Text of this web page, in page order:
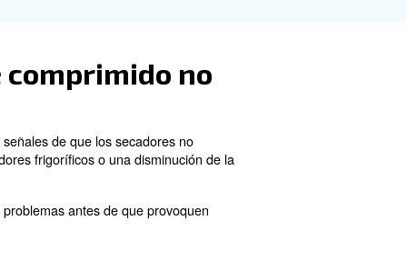
solucione las
exclusivo.